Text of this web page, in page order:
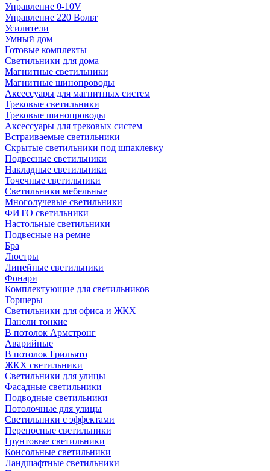
Управление 0-10V
Управление 220 Вольт
Усилители
Умный дом
Готовые комплекты
Светильники для дома
Магнитные светильники
Магнитные шинопроводы
Аксессуары для магнитных систем
Трековые светильники
Трековые шинопроводы
Аксессуары для трековых систем
Встраиваемые светильники
Скрытые светильники под шпаклевку
Подвесные светильники
Накладные светильники
Точечные светильники
Светильники мебельные
Многолучевые светильники
ФИТО светильники
Настольные светильники
Подвесные на ремне
Бра
Люстры
Линейные светильники
Фонари
Комплектующие для светильников
Торшеры
Светильники для офиса и ЖКХ
Панели тонкие
В потолок Армстронг
Аварийные
В потолок Грильято
ЖКХ светильники
Светильники для улицы
Фасадные светильники
Подводные светильники
Потолочные для улицы
Светильники с эффектами
Переносные светильники
Грунтовые светильники
Консольные светильники
Ландшафтные светильники